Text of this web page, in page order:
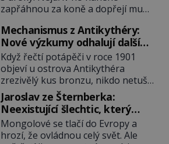
zapřáhnou za koně a dopřejí mu
Když ho pak věší, myslí si, že útrapy
skončily. Těsně předtím, než ztratí
vědomí ho odříznou a začnou jeho
tělo zbavovat orgánů. Chvíli ještě
vnímá, pak ho vysvobodí
bezvědomí a smrt. Do posledního
doušku Kdo: Sokrates […]
Mechanismus z Antikythéry:
Nové výzkumy odhalují další
překvapení o starověkém
počítači
Když řečtí potápěči v roce 1901
objeví u ostrova Antikythéra
zrezivělý kus bronzu, nikdo netuší,
že drží v rukou jeden z
nejúžasnějších vynálezů starověku.
Až moderní rentgenové tomografy
odhalí desítky ozubených kol
ukrytých uvnitř. Mechanismus z
Jaroslav ze Šternberka:
Neexistující šlechtic, který
z Moravy vyžene Mongoly
Mongolové se tlačí do Evropy a
hrozí, že ovládnou celý svět. Ale